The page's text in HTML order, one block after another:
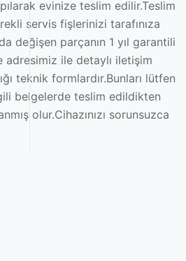
evinize teslim edilir.Teslim
servis fişlerinizi tarafınıza
değişen parçanın 1 yıl garantili
ile detaylı iletişim
teknik formlardır.Bunları lütfen
belgelerde teslim edildikten
olur.Cihazınızı sorunsuzca